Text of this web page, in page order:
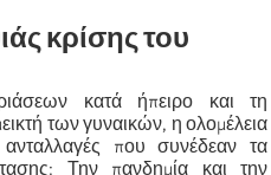
κρίσης του
κατά ήπειρο και τη
των γυναικών, η ολομέλεια
που συνέδεαν τα
Την πανδημία και την